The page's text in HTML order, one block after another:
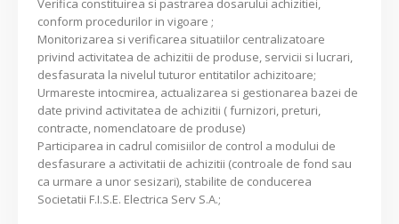
Verifica constituirea si pastrarea dosarului achizitiei,
conform procedurilor in vigoare ;
Monitorizarea si verificarea situatiilor centralizatoare
privind activitatea de achizitii de produse, servicii si lucrari,
desfasurata la nivelul tuturor entitatilor achizitoare;
Urmareste intocmirea, actualizarea si gestionarea bazei de
date privind activitatea de achizitii ( furnizori, preturi,
contracte, nomenclatoare de produse)
Participarea in cadrul comisiilor de control a modului de
desfasurare a activitatii de achizitii (controale de fond sau
ca urmare a unor sesizari), stabilite de conducerea
Societatii F.I.S.E. Electrica Serv S.A.;